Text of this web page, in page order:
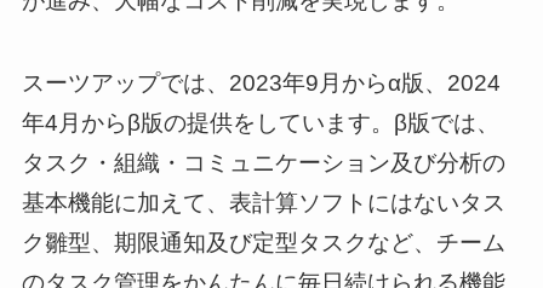
スーツアップでは、2023年9月からα版、2024
年4月からβ版の提供をしています。β版では、
タスク・組織・コミュニケーション及び分析の
基本機能に加えて、表計算ソフトにはないタス
ク雛型、期限通知及び定型タスクなど、チーム